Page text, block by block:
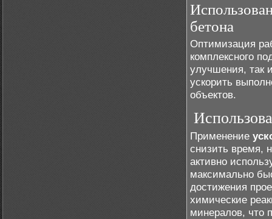
бетона
Оптимизация
комплексного
улучшения, так
ускорить
объектов.
Применение
снизить время,
активно
максимально
достижения
химические
минералов, что